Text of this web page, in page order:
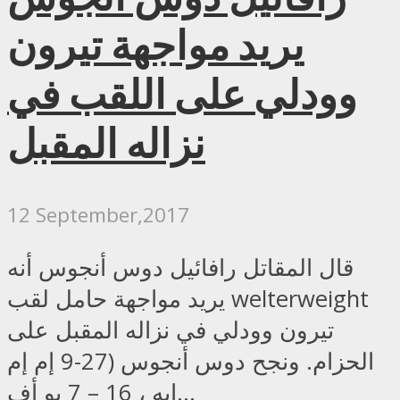
يريد مواجهة تيرون
وودلي على اللقب في
نزاله المقبل
12 September,2017
قال المقاتل رافائيل دوس أنجوس أنه
يريد مواجهة حامل لقب welterweight
تيرون وودلي في نزاله المقبل على
الحزام. ونجح دوس أنجوس (27-9 إم إم
إيه ، 16 – 7 يو أف...